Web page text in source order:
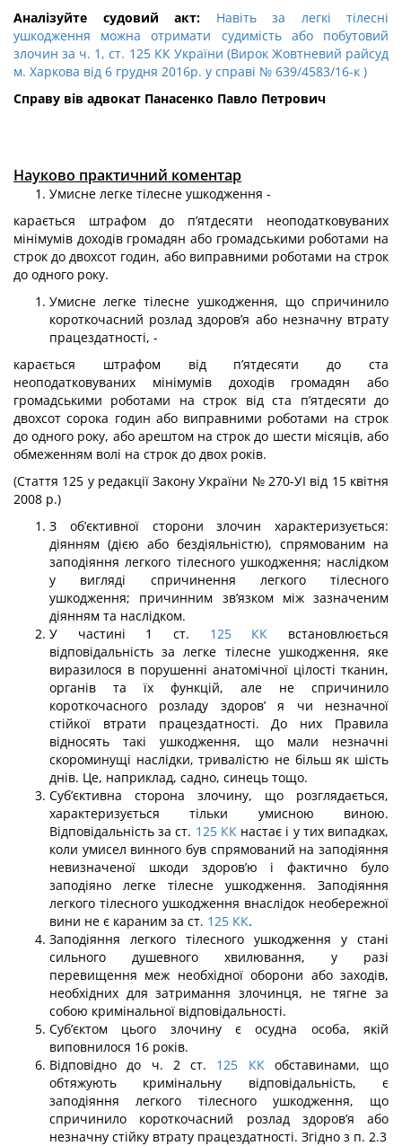
Аналізуйте судовий акт:
Навіть за легкі тілесні
ушкодження можна отримати судимість або побутовий
злочин за ч. 1, ст. 125 КК України (Вирок Жовтневий райсуд
м. Харкова від 6 грудня 2016р. у справі № 639/4583/16-к )
Справу вів адвокат Панасенко Павло Петрович
Науково практичний коментар
Умисне легке тілесне ушкодження -
карається штрафом до п’ятдесяти неоподатковуваних
мінімумів доходів гро­мадян або громадськими роботами на
строк до двохсот годин, або виправними роботами на строк
до одного року.
Умисне легке тілесне ушкодження, що спричинило
короткочасний розлад здоров’я або незначну втрату
працездатності, -
карається штрафом від п’ятдесяти до ста
неоподатковуваних мінімумів до­ходів громадян або
громадськими роботами на строк від ста п’ятдесяти до
двох­сот сорока годин або виправними роботами на строк
до одного року, або арештом на строк до шести місяців, або
обмеженням волі на строк до двох років.
(Стаття 125 у редакції Закону України № 270-УІ від 15 квітня
2008 р.)
З об’єктивної сторони злочин характеризується:
діянням (дією або бездіяль­ністю), спрямованим на
заподіяння легкого тілесного ушкодження; наслідком
у ви­гляді спричинення легкого тілесного
ушкодження; причинним зв’язком між зазначеним
діянням та наслідком.
У частині 1 ст. 125 КК встановлюється
відповідальність за легке тілесне ушко­дження, яке
виразилося в порушенні анатомічної цілості тканин,
органів та їх функцій, але не спричинило
короткочасного розладу здоров’ я чи незначної
стійкої втрати працездатності. До них Правила
відносять такі ушкодження, що мали незна­чні
скороминущі наслідки, тривалістю не більш як шість
днів. Це, наприклад, садно, синець тощо.
Суб’єктивна сторона злочину, що розглядається,
характеризується тільки умисною виною.
Відповідальність за ст. 125 ККнастає і у тих випадках,
коли умисел винного був спрямований на заподіяння
невизначеної шкоди здоров’ю і фактично було
заподіяно легке тілесне ушкодження. Заподіяння
легкого тілесного ушкодження вна­слідок необережної
вини не є караним за ст. 125 КК.
Заподіяння легкого тілесного ушкодження у стані
сильного душевного хвилю­вання, у разі
перевищення меж необхідної оборони або заходів,
необхідних для за­тримання злочинця, не тягне за
собою кримінальної відповідальності.
Суб’єктом цього злочину є осудна особа, якій
виповнилося 16 років.
Відповідно до ч. 2 ст. 125 ККобставинами, що
обтяжують кримінальну від­повідальність, є
заподіяння легкого тілесного ушкодження, що
спричинило коротко­часний розлад здоров’я або
незначну стійку втрату працездатності. Згідно з п. 2.3